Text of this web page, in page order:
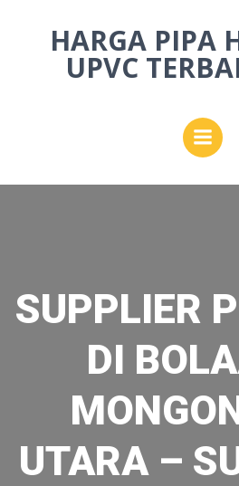
to
HARGA PIPA
UPVC
SUPPLIER
DI
UTARA –